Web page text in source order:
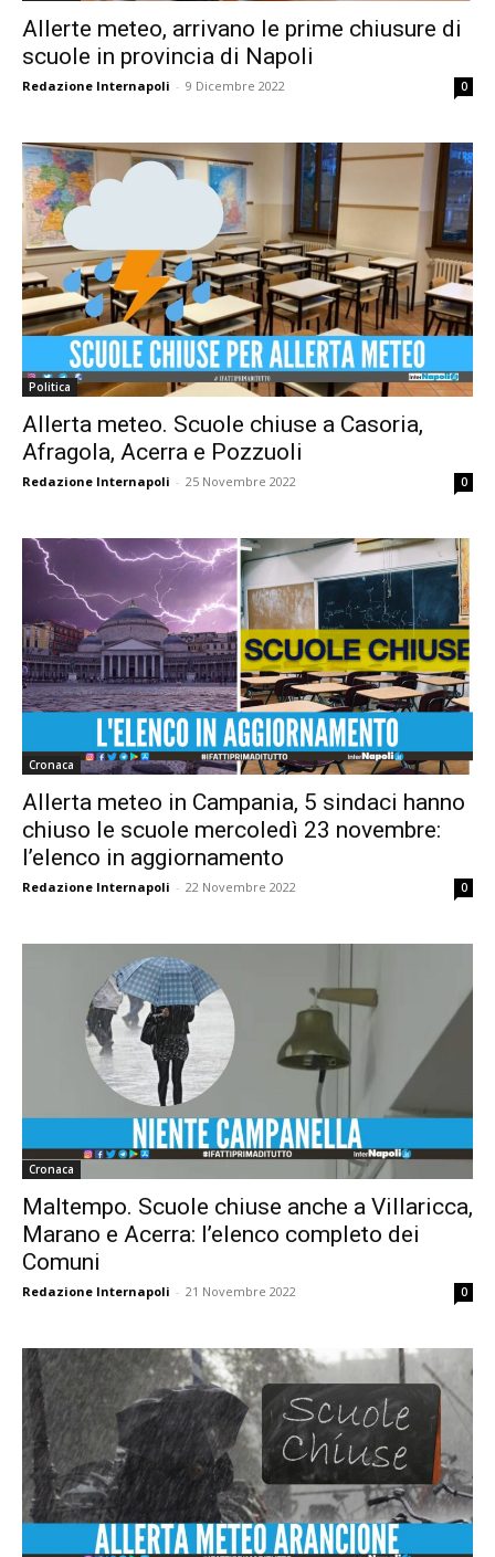
Allerte meteo, arrivano le prime chiusure di
scuole in provincia di Napoli
Redazione Internapoli - 9 Dicembre 2022 0
Politica
Allerta meteo. Scuole chiuse a Casoria,
Afragola, Acerra e Pozzuoli
Redazione Internapoli - 25 Novembre 2022 0
Cronaca
Allerta meteo in Campania, 5 sindaci hanno
chiuso le scuole mercoledì 23 novembre:
l’elenco in aggiornamento
Redazione Internapoli - 22 Novembre 2022 0
Cronaca
Maltempo. Scuole chiuse anche a Villaricca,
Marano e Acerra: l’elenco completo dei
Comuni
Redazione Internapoli - 21 Novembre 2022 0